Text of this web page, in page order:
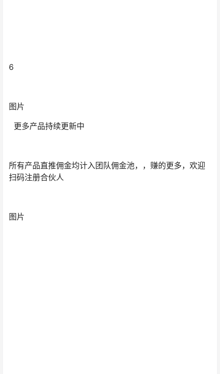
6
图片
更多产品持续更新中
所有产品直推佣金均计入团队佣金池，，赚的更多，欢迎
扫码注册合伙人
图片